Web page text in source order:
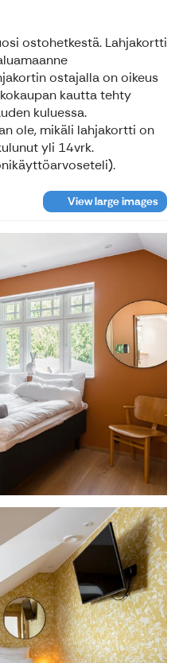
ostohetkestä. Lahjakortti
ostajalla on oikeus
kautta tehty
kuluessa.
ole, mikäli lahjakortti on
yli 14vrk.
View large images